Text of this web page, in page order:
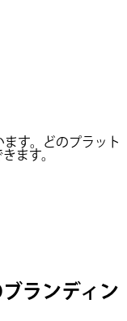
ます。どのプラット
ます。
ランディン